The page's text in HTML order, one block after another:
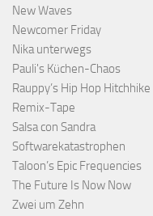
New Waves
Newcomer Friday
Nika unterwegs
Pauli's Küchen-Chaos
Rauppy’s Hip Hop Hitchhike
Remix-Tape
Salsa con Sandra
Softwarekatastrophen
Taloon’s Epic Frequencies
The Future Is Now Now
Zwei um Zehn